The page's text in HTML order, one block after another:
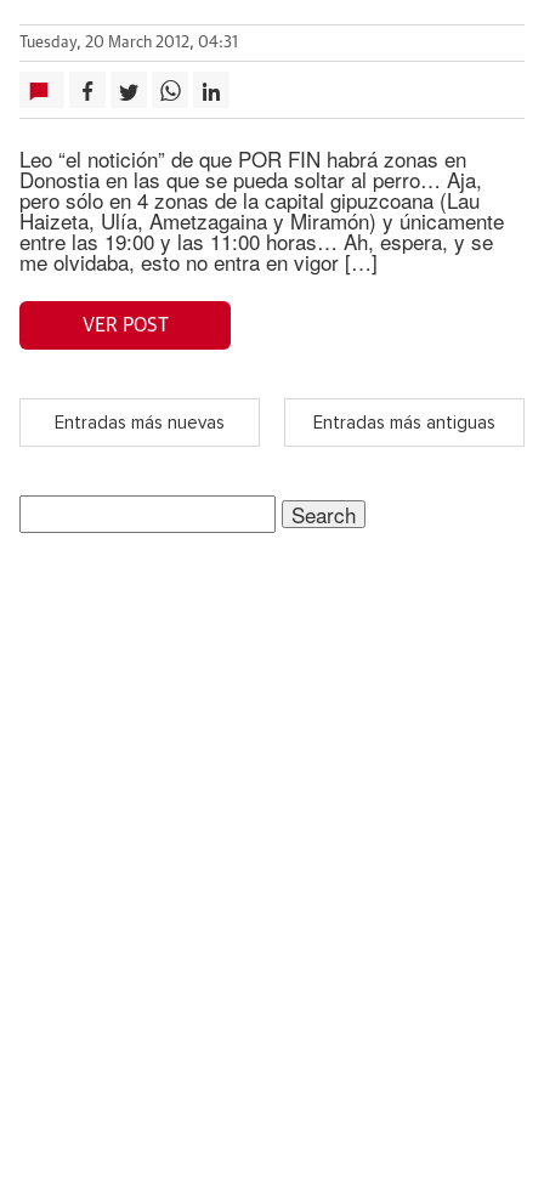
Tuesday, 20 March 2012, 04:31
Leo “el notición” de que POR FIN habrá zonas en
Donostia en las que se pueda soltar al perro… Aja,
pero sólo en 4 zonas de la capital gipuzcoana (Lau
Haizeta, Ulía, Ametzagaina y Miramón) y únicamente
entre las 19:00 y las 11:00 horas… Ah, espera, y se
me olvidaba, esto no entra en vigor […]
VER POST
Entradas más nuevas Entradas más antiguas
Search
for: